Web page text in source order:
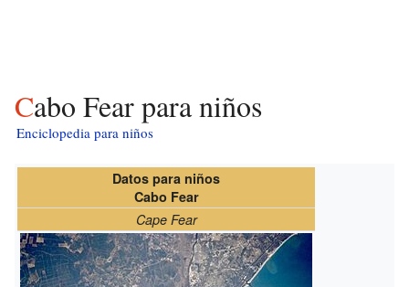
Cabo Fear para niños
Enciclopedia para niños
Datos para niños
Cabo Fear
Cape Fear